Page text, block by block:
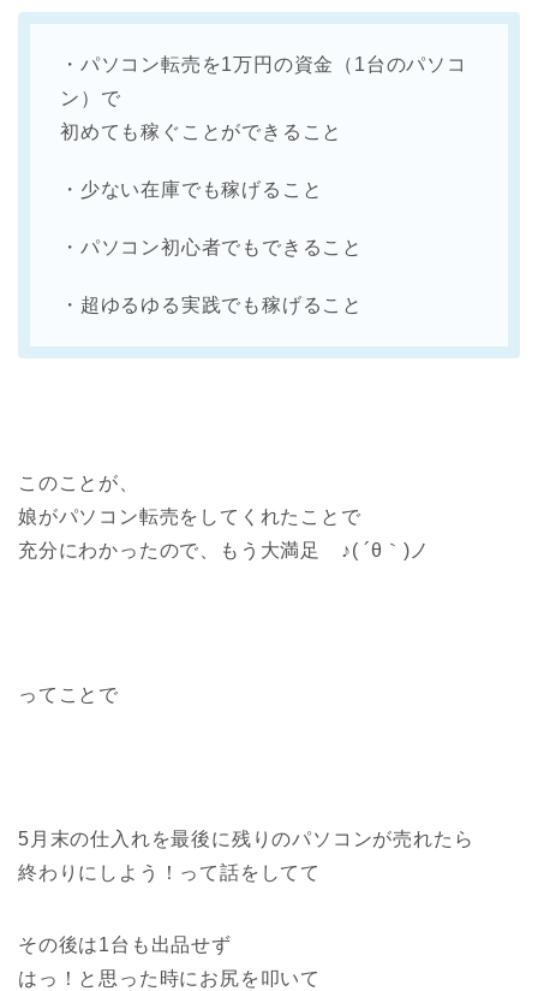
・パソコン転売を1万円の資金（1台のパソコ
ン）で
初めても稼ぐことができること
・少ない在庫でも稼げること
・パソコン初心者でもできること
・超ゆるゆる実践でも稼げること
このことが、
娘がパソコン転売をしてくれたことで
充分にわかったので、もう大満足 ♪( ´θ｀)ノ
ってことで
5月末の仕入れを最後に残りのパソコンが売れたら
終わりにしよう！って話をしてて
その後は1台も出品せず
はっ！と思った時にお尻を叩いて